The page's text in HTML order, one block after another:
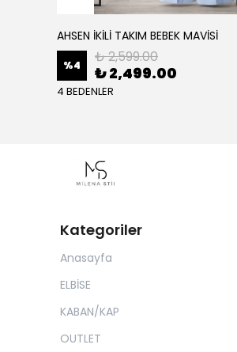
AHSEN İKİLİ TAKIM BEBEK MAVİSİ
%4 ₺ 2,599.00
₺ 2,499.00
4 BEDENLER
Kategoriler
Anasayfa
ELBİSE
KABAN/KAP
OUTLET